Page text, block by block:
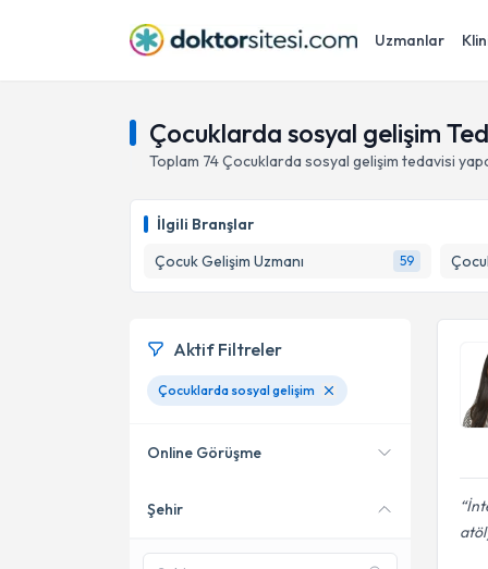
Uzmanlar
Çocuklarda sosyal gelişim
Toplam 74Çocuklarda sosyal gelişim tedavisi
İlgili Branşlar
Çocuk Gelişim Uzmanı
59
Aktif Filtreler
Çocuklarda sosyal gelişim
Online Görüşme
Online danışmanlık sunan
Şehir